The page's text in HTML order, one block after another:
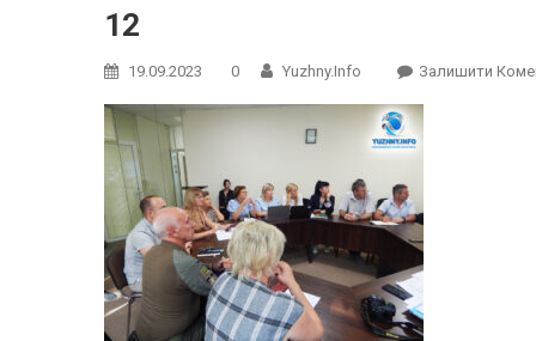
12
19.09.2023 0 Yuzhny.info Залишити